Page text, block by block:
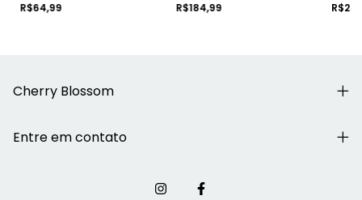
R$64,99
R$184,99
Cherry Blossom
Entre em contato